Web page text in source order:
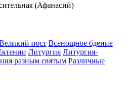
(Афанасий)
пост Всенощное бдение
Литургия Литургия-
разным святым Различные